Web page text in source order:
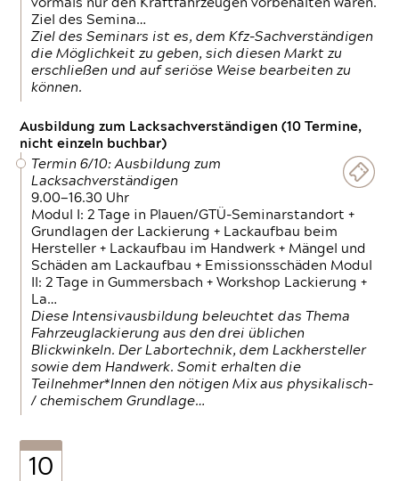
vormals nur den Kraftfahrzeugen vorbehalten waren.
Ziel des Semina…
Ziel des Seminars ist es, dem Kfz-Sachverständigen
die Möglichkeit zu geben, sich diesen Markt zu
erschließen und auf seriöse Weise bearbeiten zu
können.
Ausbildung zum Lacksachverständigen (10 Termine,
nicht einzeln buchbar)
Termin 6/10: Ausbildung zum
Lacksachverständigen
9.00—16.30 Uhr
Modul I: 2 Tage in Plauen/GTÜ-Seminarstandort +
Grundlagen der Lackierung + Lackaufbau beim
Hersteller + Lackaufbau im Handwerk + Mängel und
Schäden am Lackaufbau + Emissionsschäden Modul
II: 2 Tage in Gummersbach + Workshop Lackierung +
La…
Diese Intensivausbildung beleuchtet das Thema
Fahrzeuglackierung aus den drei üblichen
Blickwinkeln. Der Labortechnik, dem Lackhersteller
sowie dem Handwerk. Somit erhalten die
Teilnehmer*Innen den nötigen Mix aus physikalisch-
/ chemischem Grundlage…
10